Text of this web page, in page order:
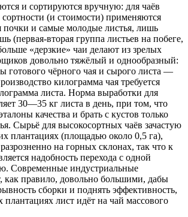
и сортируются вручную: для чаёв
(и стоимости) применяются
почки и самые молодые листья, лишь
(первая-вторая группа листьев на побеге,
«дерзкие» чаи делают из зрелых
довольно тяжёлый и однообразный:
готового чёрного чая и сырого листа —
килограмма чая требуется
листа. Норма выработки для
30—35 кг листа в день, при том, что
качества и брать с кустов только
Сырьё для высокосортных чаёв зачастую
плантациях (площадью около 0,5 га),
на горных склонах, так что к
надобность перехода с одной
Современные индустриальные
как правило, довольно большими, дабы
сборки и поднять эффективность,
лист идёт на чай массового